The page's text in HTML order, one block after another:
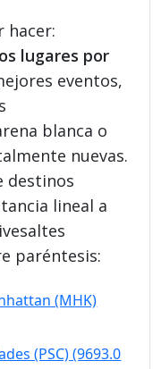
hacer:
lugares por
eventos,
blanca o
nuevas.
destinos
lineal a
paréntesis:
(MHK)
(PSC) (9693.0